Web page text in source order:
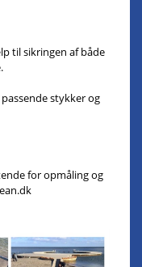
til sikringen af både
stykker og
for opmåling og